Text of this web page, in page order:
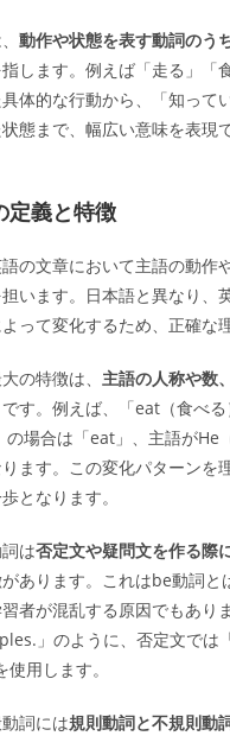
動作や状態を表す動詞のう
します。例えば「走る」「
体的な行動から、「知って
態まで、幅広い意味を表現
定義と特徴
の文章において主語の動作
います。日本語と異なり、
って変化するため、正確な
の特徴は、主語の人称や数
す。例えば、「eat（食べる
の場合は「eat」、主語がHe
ります。この変化パターンを
となります。
は否定文や疑問文を作る際
あります。これはbe動詞と
者が混乱する原因でもあり
」のように、否定文では
使用します。
詞には規則動詞と不規則動